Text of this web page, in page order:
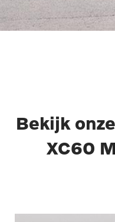
Bekijk
XC60